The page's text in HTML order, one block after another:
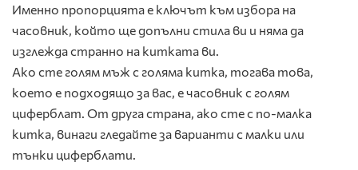
Именно пропорцията е ключът към избора на
часовник, който ще допълни стила ви и няма да
изглежда странно на китката ви.
Ако сте голям мъж с голяма китка, тогава това,
което е подходящо за вас, е часовник с голям
циферблат. От друга страна, ако сте с по-малка
китка, винаги гледайте за варианти с малки или
тънки циферблати.